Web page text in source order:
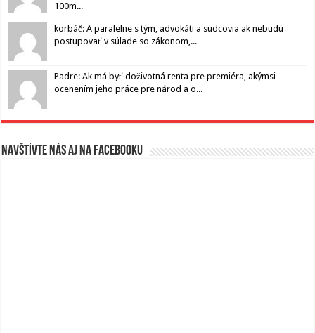
100m...
korbáč: A paralelne s tým, advokáti a sudcovia ak nebudú
postupovať v súlade so zákonom,...
Padre: Ak má byť doživotná renta pre premiéra, akýmsi
ocenením jeho práce pre národ a o...
Navštívte nás aj na Facebooku